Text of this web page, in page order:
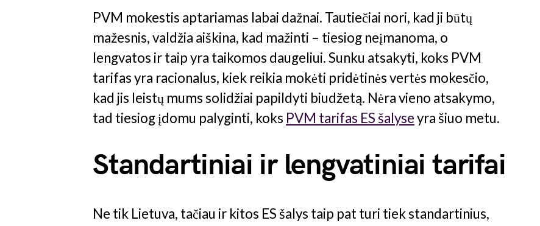
PVM mokestis aptariamas labai dažnai. Tautiečiai nori, kad ji būtų
mažesnis, valdžia aiškina, kad mažinti – tiesiog neįmanoma, o
lengvatos ir taip yra taikomos daugeliui. Sunku atsakyti, koks PVM
tarifas yra racionalus, kiek reikia mokėti pridėtinės vertės mokesčio,
kad jis leistų mums solidžiai papildyti biudžetą. Nėra vieno atsakymo,
tad tiesiog įdomu palyginti, koks PVM tarifas ES šalyseyra šiuo metu.
Standartiniai ir lengvatiniai tarifai
Ne tik Lietuva, tačiau ir kitos ES šalys taip pat turi tiek standartinius,